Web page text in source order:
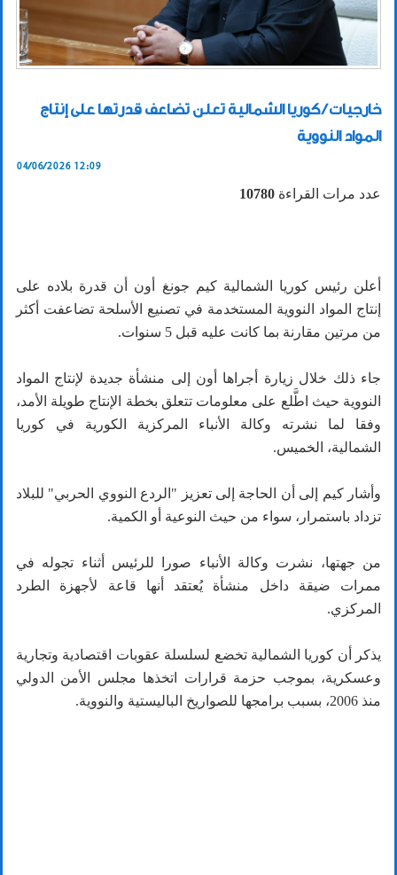
خارجيات / كوريا الشمالية تعلن تضاعف قدرتها على إنتاج
المواد النووية
04/06/2026 12:09
عدد مرات القراءة 10780
أعلن رئيس كوريا الشمالية كيم جونغ أون أن قدرة بلاده على
إنتاج المواد النووية المستخدمة في تصنيع الأسلحة تضاعفت أكثر
من مرتين مقارنة بما كانت عليه قبل 5 سنوات.
جاء ذلك خلال زيارة أجراها أون إلى منشأة جديدة لإنتاج المواد
النووية حيث اطَّلع على معلومات تتعلق بخطة الإنتاج طويلة الأمد،
وفقا لما نشرته وكالة الأنباء المركزية الكورية في كوريا
الشمالية، الخميس.
وأشار كيم إلى أن الحاجة إلى تعزيز "الردع النووي الحربي" للبلاد
تزداد باستمرار، سواء من حيث النوعية أو الكمية.
من جهتها، نشرت وكالة الأنباء صورا للرئيس أثناء تجوله في
ممرات ضيقة داخل منشأة يُعتقد أنها قاعة لأجهزة الطرد
المركزي.
يذكر أن كوريا الشمالية تخضع لسلسلة عقوبات اقتصادية وتجارية
وعسكرية، بموجب حزمة قرارات اتخذها مجلس الأمن الدولي
منذ 2006، بسبب برامجها للصواريخ الباليستية والنووية.